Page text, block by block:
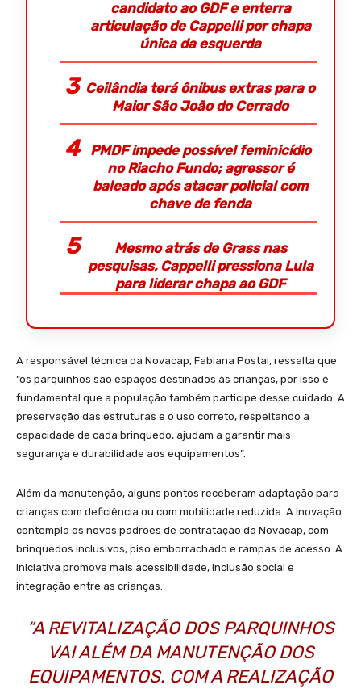
candidato ao GDF e enterra
articulação de Cappelli por chapa
única da esquerda
Ceilândia terá ônibus extras para o
Maior São João do Cerrado
PMDF impede possível feminicídio
no Riacho Fundo; agressor é
baleado após atacar policial com
chave de fenda
Mesmo atrás de Grass nas
pesquisas, Cappelli pressiona Lula
para liderar chapa ao GDF
A responsável técnica da Novacap, Fabiana Postai, ressalta que
“os parquinhos são espaços destinados às crianças, por isso é
fundamental que a população também participe desse cuidado. A
preservação das estruturas e o uso correto, respeitando a
capacidade de cada brinquedo, ajudam a garantir mais
segurança e durabilidade aos equipamentos”.
Além da manutenção, alguns pontos receberam adaptação para
crianças com deficiência ou com mobilidade reduzida. A inovação
contempla os novos padrões de contratação da Novacap, com
brinquedos inclusivos, piso emborrachado e rampas de acesso. A
iniciativa promove mais acessibilidade, inclusão social e
integração entre as crianças.
“A REVITALIZAÇÃO DOS PARQUINHOS
VAI ALÉM DA MANUTENÇÃO DOS
EQUIPAMENTOS. COM A REALIZAÇÃO